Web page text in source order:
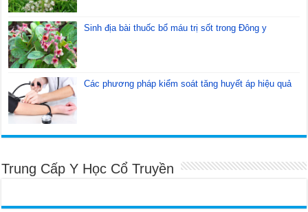
Sinh địa bài thuốc bổ máu trị sốt trong Đông y
Các phương pháp kiểm soát tăng huyết áp hiệu quả
Trung Cấp Y Học Cổ Truyền